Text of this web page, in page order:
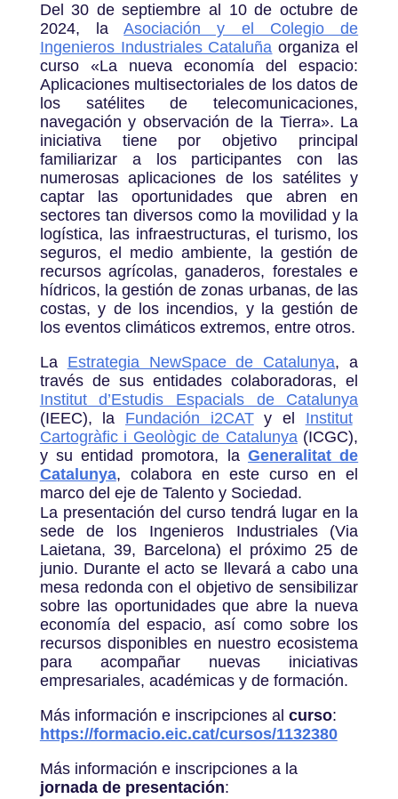
Del 30 de septiembre al 10 de octubre de
2024, laAsociación y el Colegio de
Ingenieros Industriales Cataluña organiza el
curso «La nueva economía del espacio:
Aplicaciones multisectoriales de los datos de
los satélites de telecomunicaciones,
navegación y observación de la Tierra». La
iniciativa tiene por objetivo principal
familiarizar a los participantes con las
numerosas aplicaciones de los satélites y
captar las oportunidades que abren en
sectores tan diversos como la movilidad y la
logística, las infraestructuras, el turismo, los
seguros, el medio ambiente, la gestión de
recursos agrícolas, ganaderos, forestales e
hídricos, la gestión de zonas urbanas, de las
costas, y de los incendios, y la gestión de
los eventos climáticos extremos, entre otros.
La Estrategia NewSpace de Catalunya, a
través de sus entidades colaboradoras, el
Institut d’Estudis Espacials de Catalunya
(IEEC), la Fundación i2CATy el Institut
Cartogràfic i Geològic de Catalunya(ICGC),
y su entidad promotora, la Generalitat de
Catalunya, colabora en este curso en el
marco del eje de Talento y Sociedad.
La presentación del curso tendrá lugar en la
sede de los Ingenieros Industriales (Via
Laietana, 39, Barcelona) el próximo 25 de
junio. Durante el acto se llevará a cabo una
mesa redonda con el objetivo de sensibilizar
sobre las oportunidades que abre la nueva
economía del espacio, así como sobre los
recursos disponibles en nuestro ecosistema
para acompañar nuevas iniciativas
empresariales, académicas y de formación.
Más información e inscripciones al curso:
https://formacio.eic.cat/cursos/1132380
Más información e inscripciones a la
jornada de presentación: